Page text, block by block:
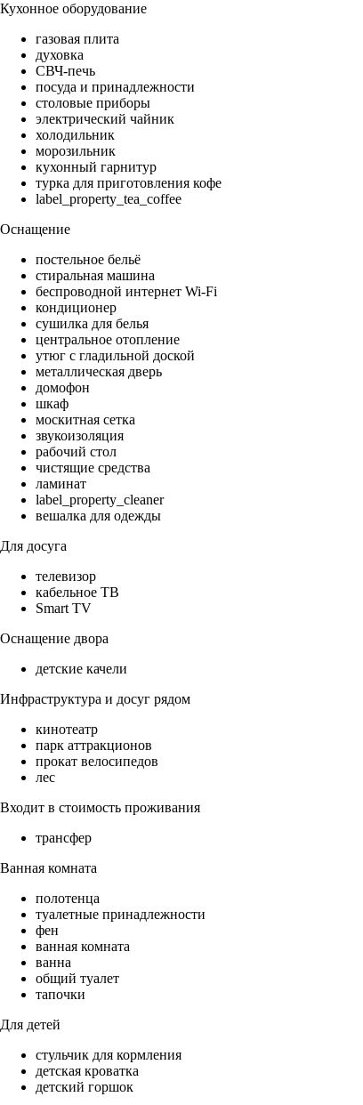
Кухонное оборудование
газовая плита
духовка
СВЧ-печь
посуда и принадлежности
столовые приборы
электрический чайник
холодильник
морозильник
кухонный гарнитур
турка для приготовления кофе
label_property_tea_coffee
Оснащение
постельное бельё
стиральная машина
беспроводной интернет Wi-Fi
кондиционер
сушилка для белья
центральное отопление
утюг с гладильной доской
металлическая дверь
домофон
шкаф
москитная сетка
звукоизоляция
рабочий стол
чистящие средства
ламинат
label_property_cleaner
вешалка для одежды
Для досуга
телевизор
кабельное ТВ
Smart TV
Оснащение двора
детские качели
Инфраструктура и досуг рядом
кинотеатр
парк аттракционов
прокат велосипедов
лес
Входит в стоимость проживания
трансфер
Ванная комната
полотенца
туалетные принадлежности
фен
ванная комната
ванна
общий туалет
тапочки
Для детей
стульчик для кормления
детская кроватка
детский горшок